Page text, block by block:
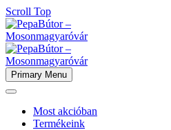
Scroll Top
Primary Menu
Most akcióban
Termékeink